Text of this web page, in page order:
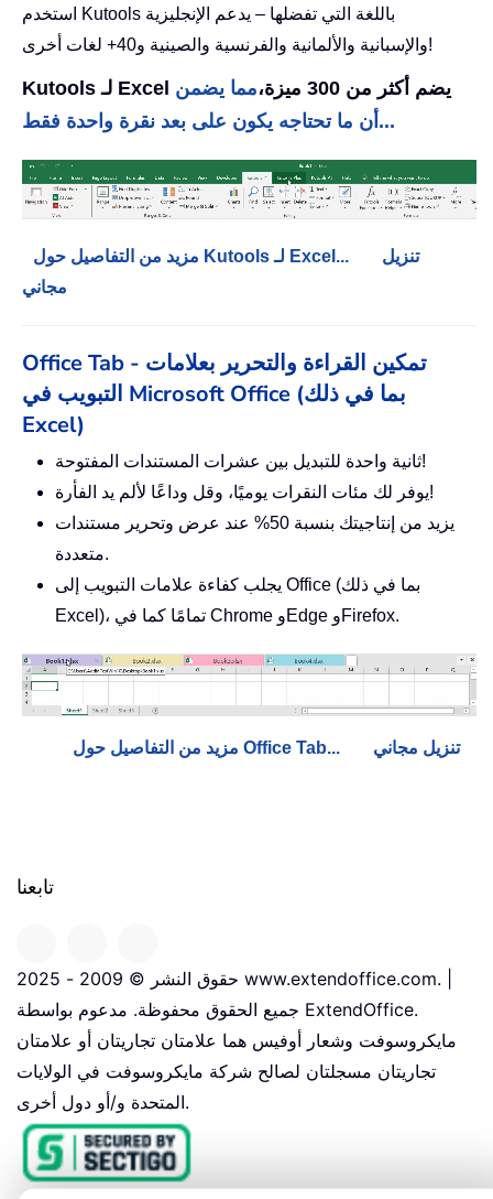
استخدم Kutools باللغة التي تفضلها – يدعم الإنجليزية
والإسبانية والألمانية والفرنسية والصينية و40+ لغات أخرى!
Kutools لـ Excel يضم أكثر من 300 ميزة،
مما يضمن
أن ما تحتاجه يكون على بعد نقرة واحدة فقط...
مزيد من التفاصيل حول Kutools لـ Excel...
تنزيل
مجاني
Office Tab - تمكين القراءة والتحرير بعلامات
التبويب في Microsoft Office (بما في ذلك
Excel)
ثانية واحدة للتبديل بين عشرات المستندات المفتوحة!
يوفر لك مئات النقرات يوميًا، وقل وداعًا لألم يد الفأرة!
يزيد من إنتاجيتك بنسبة 50% عند عرض وتحرير مستندات
متعددة.
يجلب كفاءة علامات التبويب إلى Office (بما في ذلك
Excel)، تمامًا كما في Chrome وEdge وFirefox.
مزيد من التفاصيل حول Office Tab... تنزيل مجاني
تابعنا
حقوق النشر © 2009 - 2025 www.extendoffice.com. |
جميع الحقوق محفوظة. مدعوم بواسطة ExtendOffice.
مايكروسوفت وشعار أوفيس هما علامتان تجاريتان أو علامتان
تجاريتان مسجلتان لصالح شركة مايكروسوفت في الولايات
المتحدة و/أو دول أخرى.